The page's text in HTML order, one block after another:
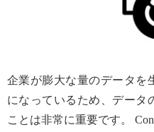
企業が膨大な量のデータを
になっているため、データ
ことは非常に重要です。